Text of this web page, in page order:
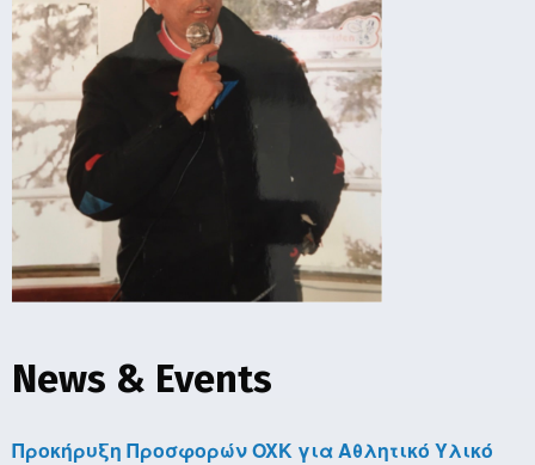
News & Events
Προκήρυξη Προσφορών OXK για Αθλητικό Υλικό